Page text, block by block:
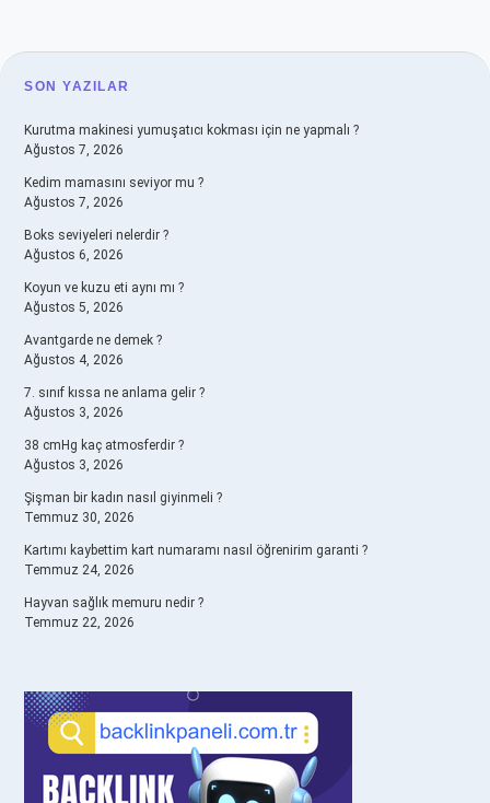
SIDEBAR
SON YAZILAR
Kurutma makinesi yumuşatıcı kokması için ne yapmalı ?
Ağustos 7, 2026
Kedim mamasını seviyor mu ?
Ağustos 7, 2026
Boks seviyeleri nelerdir ?
Ağustos 6, 2026
Koyun ve kuzu eti aynı mı ?
Ağustos 5, 2026
Avantgarde ne demek ?
Ağustos 4, 2026
7. sınıf kıssa ne anlama gelir ?
Ağustos 3, 2026
38 cmHg kaç atmosferdir ?
Ağustos 3, 2026
Şişman bir kadın nasıl giyinmeli ?
Temmuz 30, 2026
Kartımı kaybettim kart numaramı nasıl öğrenirim garanti ?
Temmuz 24, 2026
Hayvan sağlık memuru nedir ?
Temmuz 22, 2026